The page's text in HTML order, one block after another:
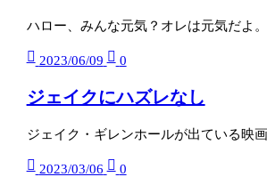
ハロー、みんな元気？オレは元気だよ
2023/06/09 0
ジェイクにハズレなし
ジェイク・ギレンホールが出ている映
2023/03/06 0